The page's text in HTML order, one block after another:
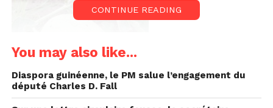
CONTINUE READING
You may also like...
Diaspora guinéenne, le PM salue l’engagement du
député Charles D. Fall